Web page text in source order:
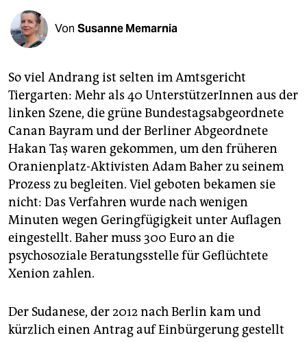
veranstaltungen
shop
unterstützen
abo
genossenschaft
epaper login
Von Susanne Memarnia
So viel Andrang ist selten im Amtsgericht
Tiergarten: Mehr als 40 UnterstützerInnen aus der
linken Szene, die grüne Bundestagsabgeordnete
Canan Bayram und der Berliner Abgeordnete
Hakan Taş waren gekommen, um den früheren
Oranienplatz-Aktivisten Adam Baher zu seinem
Prozess zu begleiten. Viel geboten bekamen sie
nicht: Das Verfahren wurde nach wenigen
Minuten wegen Geringfügigkeit unter Auflagen
eingestellt. Baher muss 300 Euro an die
psychosoziale Beratungsstelle für Geflüchtete
Xenion zahlen.
Der Sudanese, der 2012 nach Berlin kam und
kürzlich einen Antrag auf Einbürgerung gestellt